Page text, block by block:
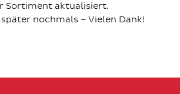
Sortiment aktualisiert.
nochmals – Vielen Dank!